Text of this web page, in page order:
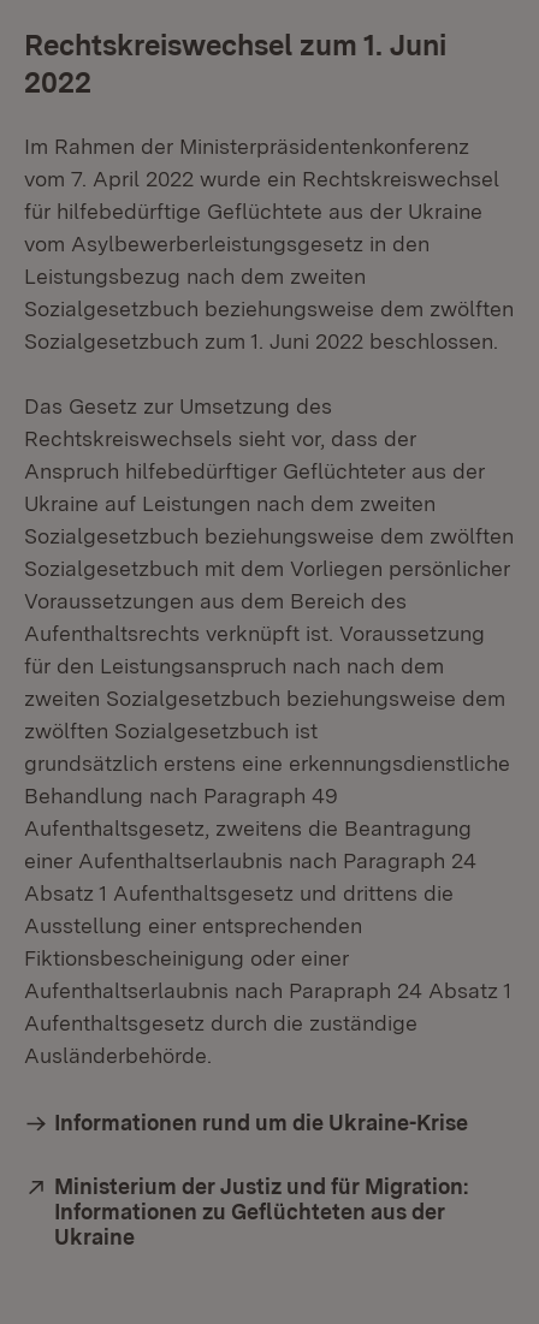
Rechtskreiswechsel zum 1. Juni
2022
Im Rahmen der Ministerpräsidentenkonferenz
vom 7. April 2022 wurde ein Rechtskreiswechsel
für hilfebedürftige Geflüchtete aus der Ukraine
vom Asylbewerberleistungsgesetz in den
Leistungsbezug nach dem zweiten
Sozialgesetzbuch beziehungsweise dem zwölften
Sozialgesetzbuch zum 1. Juni 2022 beschlossen.
Das Gesetz zur Umsetzung des
Rechtskreiswechsels sieht vor, dass der
Anspruch hilfebedürftiger Geflüchteter aus der
Ukraine auf Leistungen nach dem zweiten
Sozialgesetzbuch beziehungsweise dem zwölften
Sozialgesetzbuch mit dem Vorliegen persönlicher
Voraussetzungen aus dem Bereich des
Aufenthaltsrechts verknüpft ist. Voraussetzung
für den Leistungsanspruch nach nach dem
zweiten Sozialgesetzbuch beziehungsweise dem
zwölften Sozialgesetzbuch ist
grundsätzlich erstens eine erkennungsdienstliche
Behandlung nach Paragraph 49
Aufenthaltsgesetz, zweitens die Beantragung
einer Aufenthaltserlaubnis nach Paragraph 24
Absatz 1 Aufenthaltsgesetz und drittens die
Ausstellung einer entsprechenden
Fiktionsbescheinigung oder einer
Aufenthaltserlaubnis nach Parapraph 24 Absatz 1
Aufenthaltsgesetz durch die zuständige
Ausländerbehörde.
Informationen rund um die Ukraine-Krise
Extern:
Ministerium der Justiz und für Migration:
Informationen zu Geflüchteten aus der
Ukraine